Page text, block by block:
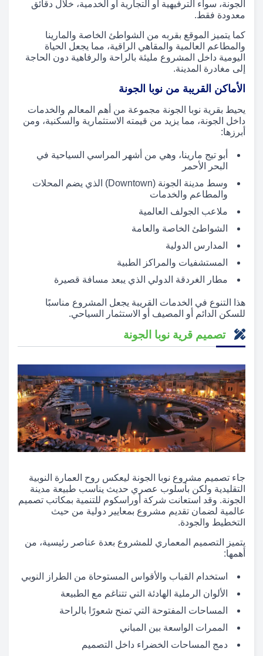
الجونة، سواء الترفيهية أو التجارية أو الخدمية، خلال دقائق
معدودة فقط.
كما يتميز الموقع بقربه من الشواطئ الخاصة والمارينا
والمطاعم العالمية والمقاهي الراقية، مما يجعل الحياة
اليومية داخل المشروع مليئة بالراحة والرفاهية دون الحاجة
إلى مغادرة المدينة.
الأماكن القريبة من نوبا الجونة
يحيط بقرية نوبا الجونة مجموعة من أهم المعالم والخدمات
داخل الجونة، مما يزيد من قيمته الاستثمارية والسكنية، ومن
أبرزها:
أبو تيج مارينا، وهي من أشهر المراسي السياحية في
البحر الأحمر
وسط مدينة الجونة (Downtown) الذي يضم المحلات
والمطاعم والخدمات
ملاعب الجولف العالمية
الشواطئ الخاصة والعامة
المدارس الدولية
المستشفيات والمراكز الطبية
مطار الغردقة الدولي الذي يبعد مسافة قصيرة
هذا التنوع في الخدمات القريبة يجعل المشروع مناسبًا
للسكن الدائم أو المصيف أو الاستثمار السياحي.
تصميم قرية نوبا الجونة
جاء تصميم مشروع نوبا الجونة ليعكس روح العمارة النوبية
التقليدية ولكن بأسلوب عصري حديث يناسب طبيعة مدينة
الجونة. وقد استعانت شركة أوراسكوم للتنمية بمكاتب تصميم
عالمية لضمان تقديم مشروع بمعايير دولية من حيث
التخطيط والجودة.
يتميز التصميم المعماري للمشروع بعدة عناصر رئيسية، من
أهمها:
استخدام القباب والأقواس المستوحاة من الطراز النوبي
الألوان الرملية الهادئة التي تتناغم مع الطبيعة
المساحات المفتوحة التي تمنح شعورًا بالراحة
الممرات الواسعة بين المباني
دمج المساحات الخضراء داخل التصميم